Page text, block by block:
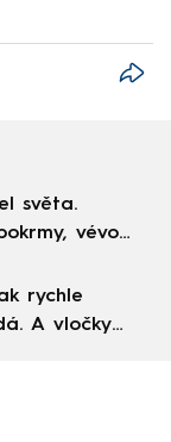
světa.
vévodí
rychle
A vločky